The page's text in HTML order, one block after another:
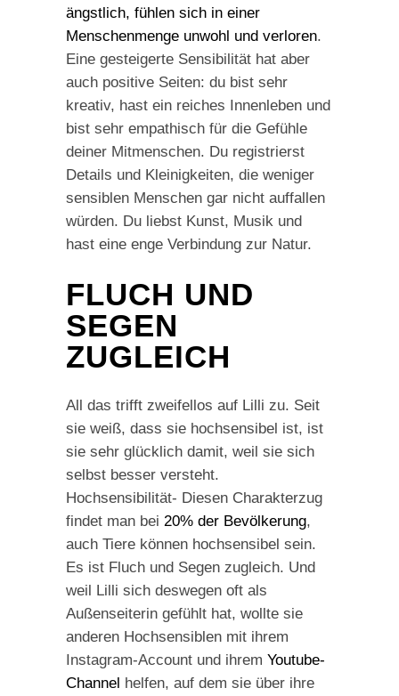
ängstlich, fühlen sich in einer
Menschenmenge unwohl und verloren.
Eine gesteigerte Sensibilität hat aber
auch positive Seiten: du bist sehr
kreativ, hast ein reiches Innenleben und
bist sehr empathisch für die Gefühle
deiner Mitmenschen. Du registrierst
Details und Kleinigkeiten, die weniger
sensiblen Menschen gar nicht auffallen
würden. Du liebst Kunst, Musik und
hast eine enge Verbindung zur Natur.
FLUCH UND
SEGEN
ZUGLEICH
All das trifft zweifellos auf Lilli zu. Seit
sie weiß, dass sie hochsensibel ist, ist
sie sehr glücklich damit, weil sie sich
selbst besser versteht.
Hochsensibilität- Diesen Charakterzug
findet man bei 20% der Bevölkerung,
auch Tiere können hochsensibel sein.
Es ist Fluch und Segen zugleich. Und
weil Lilli sich deswegen oft als
Außenseiterin gefühlt hat, wollte sie
anderen Hochsensiblen mit ihrem
Instagram-Account und ihrem Youtube-
Channel helfen, auf dem sie über ihre